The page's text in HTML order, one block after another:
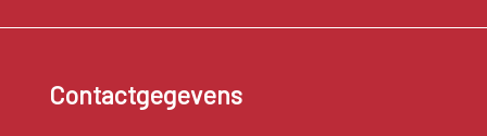
Contactgegevens